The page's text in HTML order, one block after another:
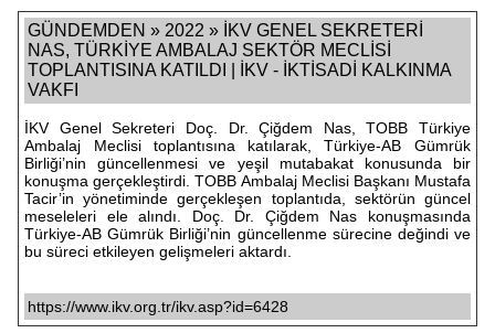
GÜNDEMDEN » 2022 » İKV GENEL SEKRETERİ
NAS, TÜRKİYE AMBALAJ SEKTÖR MECLİSİ
TOPLANTISINA KATILDI | İKV - İKTİSADİ KALKINMA
VAKFI
İKV Genel Sekreteri Doç. Dr. Çiğdem Nas, TOBB Türkiye
Ambalaj Meclisi toplantısına katılarak, Türkiye-AB Gümrük
Birliği’nin güncellenmesi ve yeşil mutabakat konusunda bir
konuşma gerçekleştirdi. TOBB Ambalaj Meclisi Başkanı Mustafa
Tacir’in yönetiminde gerçekleşen toplantıda, sektörün güncel
meseleleri ele alındı. Doç. Dr. Çiğdem Nas konuşmasında
Türkiye-AB Gümrük Birliği’nin güncellenme sürecine değindi ve
bu süreci etkileyen gelişmeleri aktardı.
https://www.ikv.org.tr/ikv.asp?id=6428